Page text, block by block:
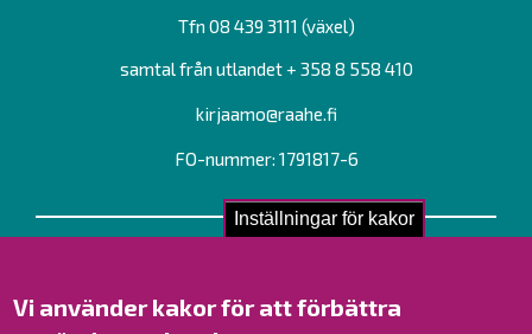
Inställningar för kakor
Vi använder kakor för att förbättra
Tfn 08 439 3111 (växel)
samtal från utlandet + 358 8 558 410
kirjaamo@raahe.fi
FO-nummer: 1791817-6
Kontakt
Verksamhetsställen